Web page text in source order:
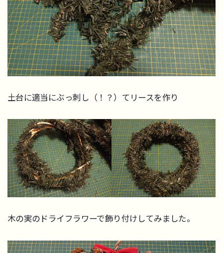
土台に適当にぶっ刺し（！？）てリースを作り
木の実のドライフラワーで飾り付けしてみました。